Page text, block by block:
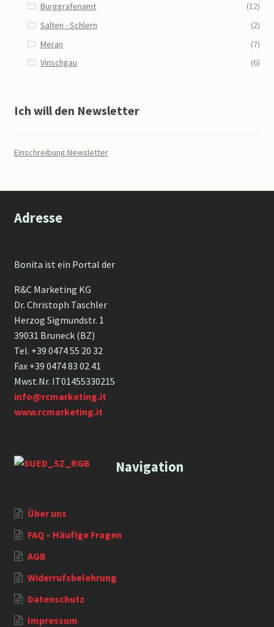
Burggrafenamt
(12)
Salten - Schlern
(2)
Meran
(7)
Vinschgau
(6)
Ich will den Newsletter
Einschreibung Newsletter
Adresse
Bonita ist ein Portal der
R&C Marketing KG
Dr. Christoph Taschler
Herzog Sigmundstr. 1
39031 Bruneck (BZ)
Tel. +39 0474 55 20 32
Fax +39 0474 83 02 41
Mwst.Nr. IT01455330215
info@rcmarketing.it
www.rcmarketing.it
Navigation
Über uns
FAQ – Häufige Fragen
AGB
Widerrufsbelehrung
Datenschutz
Impressum